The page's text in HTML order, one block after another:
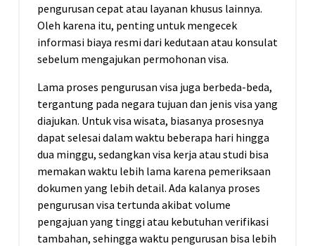
pengurusan cepat atau layanan khusus lainnya.
Oleh karena itu, penting untuk mengecek
informasi biaya resmi dari kedutaan atau konsulat
sebelum mengajukan permohonan visa.
Lama proses pengurusan visa juga berbeda-beda,
tergantung pada negara tujuan dan jenis visa yang
diajukan. Untuk visa wisata, biasanya prosesnya
dapat selesai dalam waktu beberapa hari hingga
dua minggu, sedangkan visa kerja atau studi bisa
memakan waktu lebih lama karena pemeriksaan
dokumen yang lebih detail. Ada kalanya proses
pengurusan visa tertunda akibat volume
pengajuan yang tinggi atau kebutuhan verifikasi
tambahan, sehingga waktu pengurusan bisa lebih